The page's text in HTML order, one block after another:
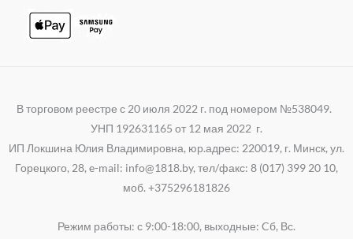
В торговом реестре с 20 июля 2022 г. под номером №538049.
УНП 192631165 от 12 мая 2022 г.
ИП Локшина Юлия Владимировна, юр.адрес: 220019, г. Минск, ул.
Горецкого, 28, e-mail: info@1818.by, тел/факс: 8 (017) 399 20 10,
моб. +375296181826
Режим работы: с 9:00-18:00, выходные: Cб, Вс.